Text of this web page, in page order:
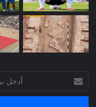
بريدك
الإلكتروني